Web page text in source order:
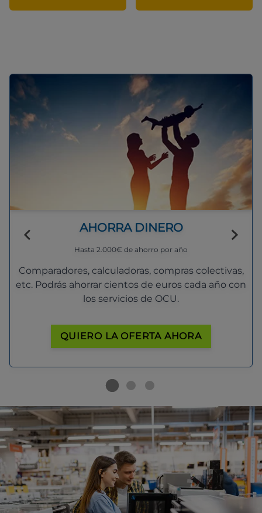
AHORRA DINERO
Hasta 2.000€ de ahorro por año
Comparadores, calculadoras, compras colectivas,
etc. Podrás ahorrar cientos de euros cada año con
los servicios de OCU.
QUIERO LA OFERTA AHORA